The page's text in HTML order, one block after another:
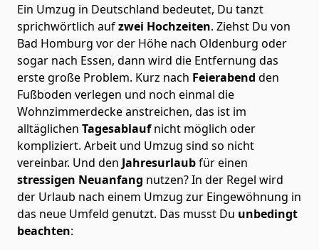
Ein Umzug in Deutschland bedeutet, Du tanzt
sprichwörtlich aufzwei Hochzeiten. Ziehst Du von
Bad Homburg vor der Höhe nach Oldenburg oder
sogar nach Essen, dann wird die Entfernung das
erste große Problem. Kurz nach Feierabend den
Fußboden verlegen und noch einmal die
Wohnzimmerdecke anstreichen, das ist im
alltäglichen Tagesablaufnicht möglich oder
kompliziert. Arbeit und Umzug sind so nicht
vereinbar. Und den Jahresurlaubfür einen
stressigen Neuanfang nutzen? In der Regel wird
der Urlaub nach einem Umzug zur Eingewöhnung in
das neue Umfeld genutzt. Das musst Du unbedingt
beachten: